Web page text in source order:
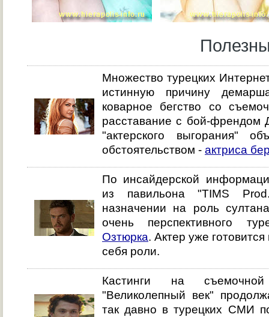
Множество турецких
истинную причину
коварное бегство со
расставание с бой-
"актерского выгорания"
обстоятельством - актриса
По инсайдерской
из павильона "TIMS
назначении на роль
очень перспективного
Озтюрка. Актер уже
себя роли.
Кастинги на
"Великолепный век"
так давно в турецких СМИ